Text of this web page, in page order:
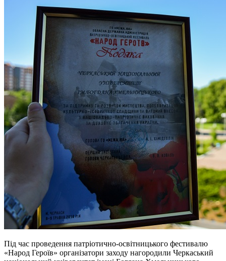
Під час проведення патріотично-освітницького фестивалю
«Народ Героїв» організатори заходу нагородили Черкаський